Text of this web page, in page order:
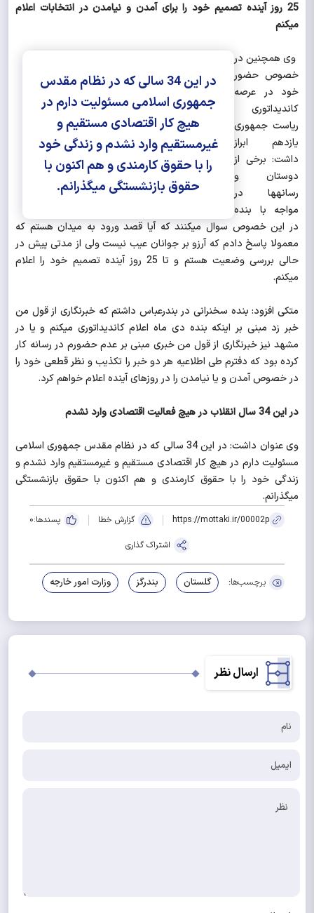
25 روز آینده تصمیم خود را برای آمدن و نیامدن در انتخابات اعلام
می‎کنم
در این 34 سالی که در نظام مقدس
جمهوری اسلامی مسئولیت دارم در
هیچ کار اقتصادی مستقیم و
غیرمستقیم وارد نشدم و زندگی خود
را با حقوق کارمندی و هم اکنون با
حقوق بازنشستگی می‎گذرانم.
وی همچنین در
خصوص حضور
خود در عرصه
کاندیداتوری
ریاست جمهوری
یازدهم ابراز
داشت: برخی از
دوستان و
رسانه‎ها در
مواجه با بنده
در این خصوص سوال می‎کنند که آیا قصد ورود به میدان هستم که
معمولا پاسخ دادم که آرزو بر جوانان عیب نیست ولی از مدتی پیش در
حالی بررسی وضعیت هستم و تا 25 روز آینده تصمیم خود را اعلام
می‎کنم.
متکی افزود: بنده سخنرانی در بندرعباس داشتم که خبرنگاری از قول من
خبر زد مبنی بر اینکه بنده دی ماه اعلام کاندیداتوری می‎کنم و یا در
مشهد نیز خبرنگاری از قول من خبری مبنی بر عدم حضورم در رسانه کار
کرده بود که دفترم طی اطلاعیه هر دو خبر را تکذیب و نظر قطعی خود را
در خصوص آمدن و یا نیامدن را در روزهای آینده اعلام خواهم کرد.
در این 34 سال انقلاب در هیچ فعالیت اقتصادی وارد نشدم
وی عنوان داشت: در این 34 سالی که در نظام مقدس جمهوری اسلامی
مسئولیت دارم در هیچ کار اقتصادی مستقیم و غیرمستقیم وارد نشدم و
زندگی خود را با حقوق کارمندی و هم اکنون با حقوق بازنشستگی
می‎گذرانم.
https://mottaki.ir/00002p گزارش خطا پسندها:0
اشتراک گذاری
برچسب‌ها: گلستان بندرگز وزارت امور خارجه
ارسال نظر